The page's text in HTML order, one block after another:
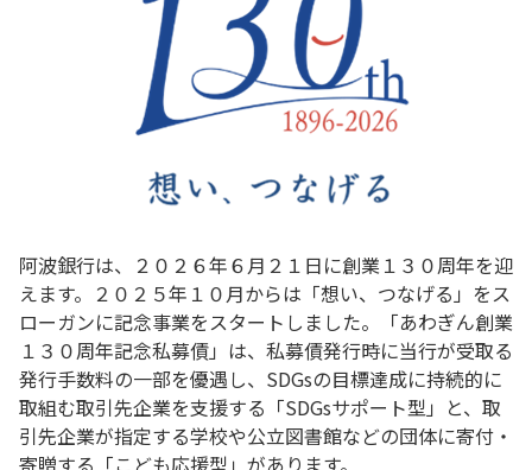
阿波銀行は、２０２６年６月２１日に創業１３０周年を迎
えます。２０２５年１０月からは「想い、つなげる」をス
ローガンに記念事業をスタートしました。「あわぎん創業
１３０周年記念私募債」は、私募債発行時に当行が受取る
発行手数料の一部を優遇し、SDGsの目標達成に持続的に
取組む取引先企業を支援する「SDGsサポート型」と、取
引先企業が指定する学校や公立図書館などの団体に寄付・
寄贈する「こども応援型」があります。